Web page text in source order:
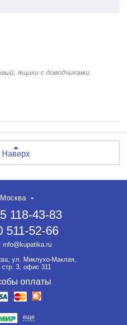
ящики с доводчиками.
Наверх
Москва
118-43-83
511-52-66
info@kupatika.ru
ул. Миклухо-Маклая,
3, офис 311
оплаты
еще